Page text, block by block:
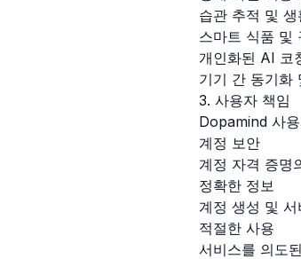
습관 추적 및
스마트 식품 및
개인화된 AI 코
기기 간 동기화
3. 사용자 책임
Dopamind 사
계정 보안
계정 자격 증명
정확한 정보
계정 생성 및
적절한 사용
서비스를 의도